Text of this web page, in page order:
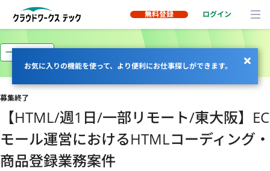
無料登録 ログイン
お気に入りの機能を使って、より便利にお仕事探しができます。
一部リモート
募集終了
【HTML/週1日/一部リモート/東大阪】EC
モール運営におけるHTMLコーディング・
商品登録業務案件